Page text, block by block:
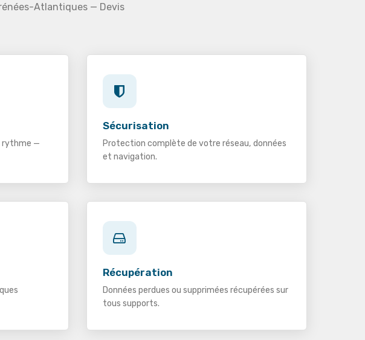
Atlantiques — Devis
rythme —
Sécurisation
Protection complète de votre réseau, données
et navigation.
Récupération
Données perdues ou supprimées récupérées sur
tous supports.